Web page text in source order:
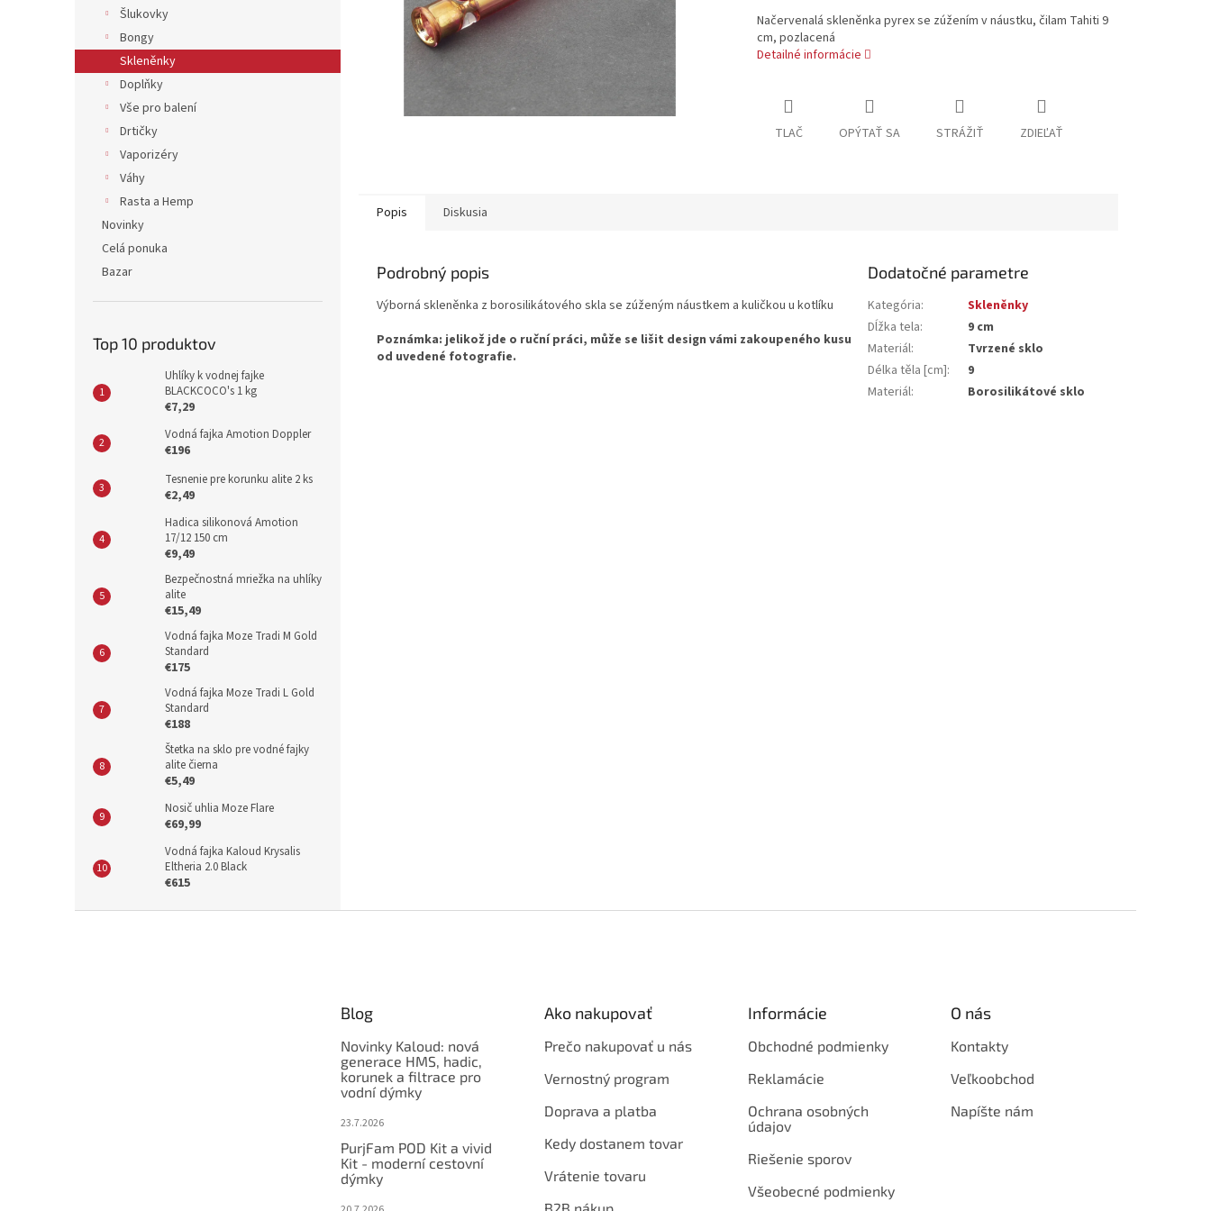
Šlukovky
Bongy
Skleněnky
Doplňky
Vše pro balení
Drtičky
Vaporizéry
Váhy
Rasta a Hemp
Novinky
Celá ponuka
Bazar
Top 10 produktov
Uhlíky k vodnej fajke
BLACKCOCO's 1 kg
€7,29
Vodná fajka Amotion Doppler
€196
Tesnenie pre korunku alite 2 ks
€2,49
Hadica silikonová Amotion
17/12 150 cm
€9,49
Bezpečnostná mriežka na uhlíky
alite
€15,49
Vodná fajka Moze Tradi M Gold
Standard
€175
Vodná fajka Moze Tradi L Gold
Standard
€188
Štetka na sklo pre vodné fajky
alite čierna
€5,49
Nosič uhlia Moze Flare
€69,99
Vodná fajka Kaloud Krysalis
Eltheria 2.0 Black
€615
Načervenalá skleněnka pyrex se zúžením v náustku, čilam Tahiti 9
cm, pozlacená
Detailné informácie
TLAČ OPÝTAŤ SA STRÁŽIŤ ZDIEĽAŤ
Popis Diskusia
Podrobný popis
Výborná skleněnka z borosilikátového skla se zúženým náustkem a kuličkou u kotlíku
Poznámka: jelikož jde o ruční práci, může se lišit design vámi zakoupeného kusu
od uvedené fotografie.
Dodatočné parametre
Kategória:
Skleněnky
Dĺžka tela:
9 cm
Materiál:
Tvrzené sklo
Délka těla [cm]:
9
Materiál: Borosilikátové sklo
Blog
Novinky Kaloud: nová
generace HMS, hadic,
korunek a filtrace pro
vodní dýmky
23.7.2026
PurjFam POD Kit a vivid
Kit - moderní cestovní
dýmky
Ako nakupovať
Prečo nakupovať u nás
Vernostný program
Doprava a platba
Kedy dostanem tovar
Vrátenie tovaru
Informácie
Obchodné podmienky
Reklamácie
Ochrana osobných
údajov
Riešenie sporov
Všeobecné podmienky
O nás
Kontakty
Veľkoobchod
Napíšte nám